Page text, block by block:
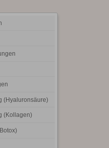
(Hyaluronsäure)
(Kollagen)